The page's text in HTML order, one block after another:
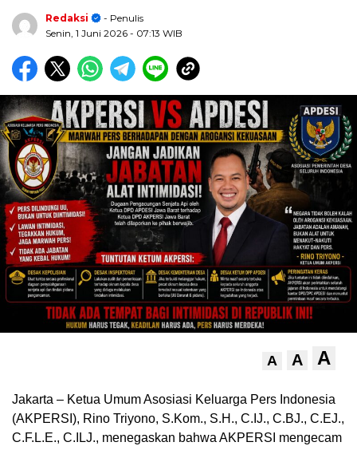
Redaksi
- Penulis
Senin, 1 Juni 2026 - 07:13 WIB
A A A
Jakarta – Ketua Umum Asosiasi Keluarga Pers Indonesia
(AKPERSI), Rino Triyono, S.Kom., S.H., C.IJ., C.BJ., C.EJ.,
C.F.L.E., C.ILJ., menegaskan bahwa AKPERSI mengecam